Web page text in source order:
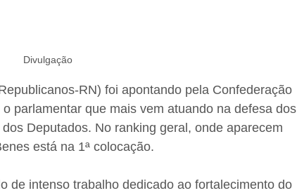
Divulgação
RN) foi apontando pela Confederação
parlamentar que mais vem atuando na defesa dos
Deputados. No ranking geral, onde aparecem
está na 1ª colocação.
de intenso trabalho dedicado ao fortalecimento do